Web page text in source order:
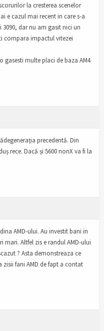
la cresterea scenelor
e cazul mai recent in care s-a
3090, dar nu am gasit nici un
compara impactul vitezei
gasesti multe placi de baza AM4
precedentă. Din
rece. Dacă și 5600 nonX va fi la
AMD-ului. Au investit bani in
mari. Altfel zis e randul AMD-ului
? Asta demonstreaza ce
fani AMD de fapt a contat